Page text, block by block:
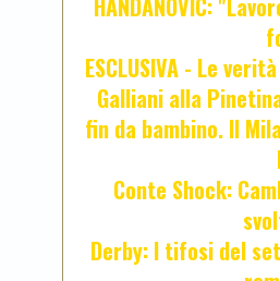
HANDANOVIC:
ESCLUSIVA - Le
Galliani alla
fin da bambino. Il
Conte Shock:
Derby: I tifosi del